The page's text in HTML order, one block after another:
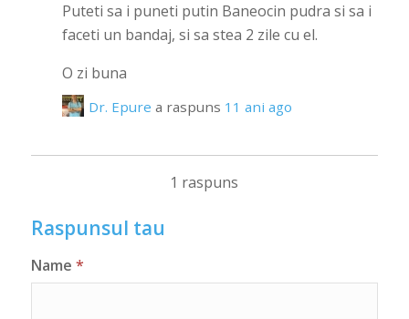
Puteti sa i puneti putin Baneocin pudra si sa i
faceti un bandaj, si sa stea 2 zile cu el.
O zi buna
Dr. Epure a raspuns 11 ani ago
1 raspuns
Raspunsul tau
Name *